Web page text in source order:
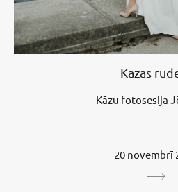
Kāzas
Kāzu fotosesija
20 novembrī